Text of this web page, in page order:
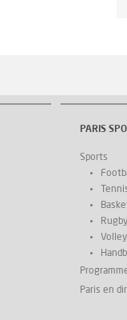
PARIS
Sports
Rugby
Paris en